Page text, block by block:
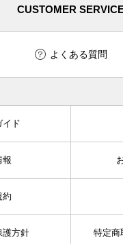
CUSTOMER
よくある質問
イド
報
約
護方針 特定商